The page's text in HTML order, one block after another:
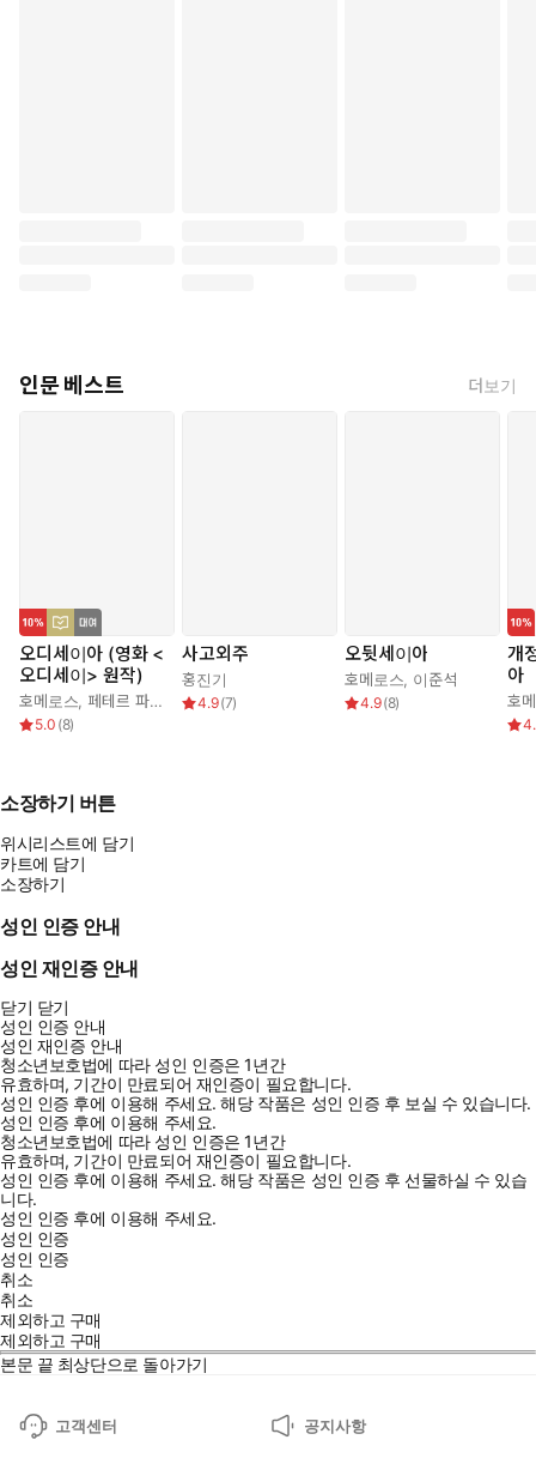
인문 베스트 더보기
오디세이아 (영화 <
오디세이> 원작)
호메로스 페테르 파울 루벤스 ,박문재
5.0 (8)
사고외주
홍진기
4.9(7)
오뒷세이아
호메로스 이준석
4.9(8)
개
아
호
소장하기 버튼
위시리스트에 담기
카트에 담기
소장하기
성인 인증 안내
성인 재인증 안내
닫기 닫기
성인 인증 안내
성인 재인증 안내
청소년보호법에 따라 성인 인증은 1년간
유효하며, 기간이 만료되어 재인증이 필요합니다.
성인 인증 후에 이용해 주세요.해당 작품은 성인 인증 후 보실 수 있습니다.
성인 인증 후에 이용해 주세요.
청소년보호법에 따라 성인 인증은 1년간
유효하며, 기간이 만료되어 재인증이 필요합니다.
성인 인증 후에 이용해 주세요.해당 작품은 성인 인증 후 선물하실 수 있습
니다.
성인 인증 후에 이용해 주세요.
성인 인증
성인 인증
취소
취소
제외하고 구매
제외하고 구매
본문 끝 최상단으로 돌아가기
고객센터 공지사항